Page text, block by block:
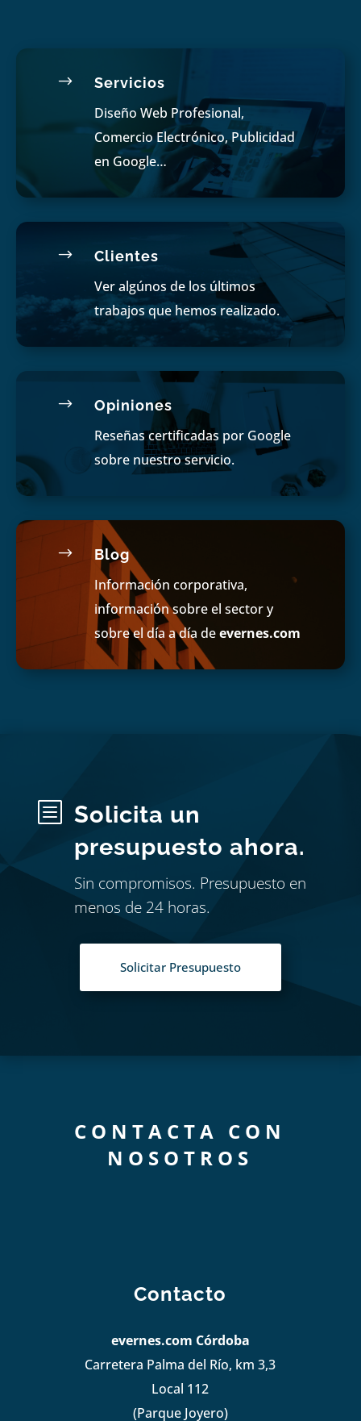
$ Servicios
Diseño Web Profesional,
Comercio Electrónico, Publicidad
en Google…
$ Clientes
Ver algúnos de los últimos
trabajos que hemos realizado.
$ Opiniones
Reseñas certificadas por Google
sobre nuestro servicio.
$ Blog
Información corporativa,
información sobre el sector y
sobre el día a día deevernes.com
b
Solicita un
presupuesto ahora.
Sin compromisos. Presupuesto en
menos de 24 horas.
Solicitar Presupuesto
CONTACTA CON
NOSOTROS
Contacto
evernes.com Córdoba
Carretera Palma del Río, km 3,3
Local 112
(Parque Joyero)